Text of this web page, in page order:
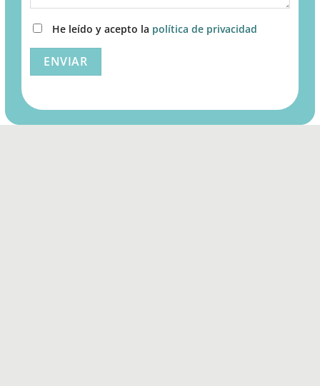
He leído y acepto la política de privacidad